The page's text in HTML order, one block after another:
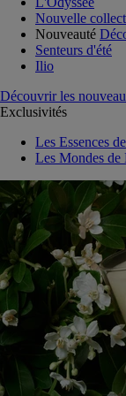
Nouvelle
Nouveauté
Senteurs d'été
Ilio
Découvrir les
Exclusivités
Les Essences
Les Mondes de